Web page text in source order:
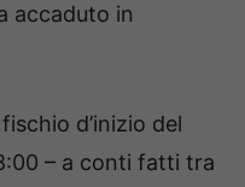
accaduto in
d’inizio del
– a conti fatti tra